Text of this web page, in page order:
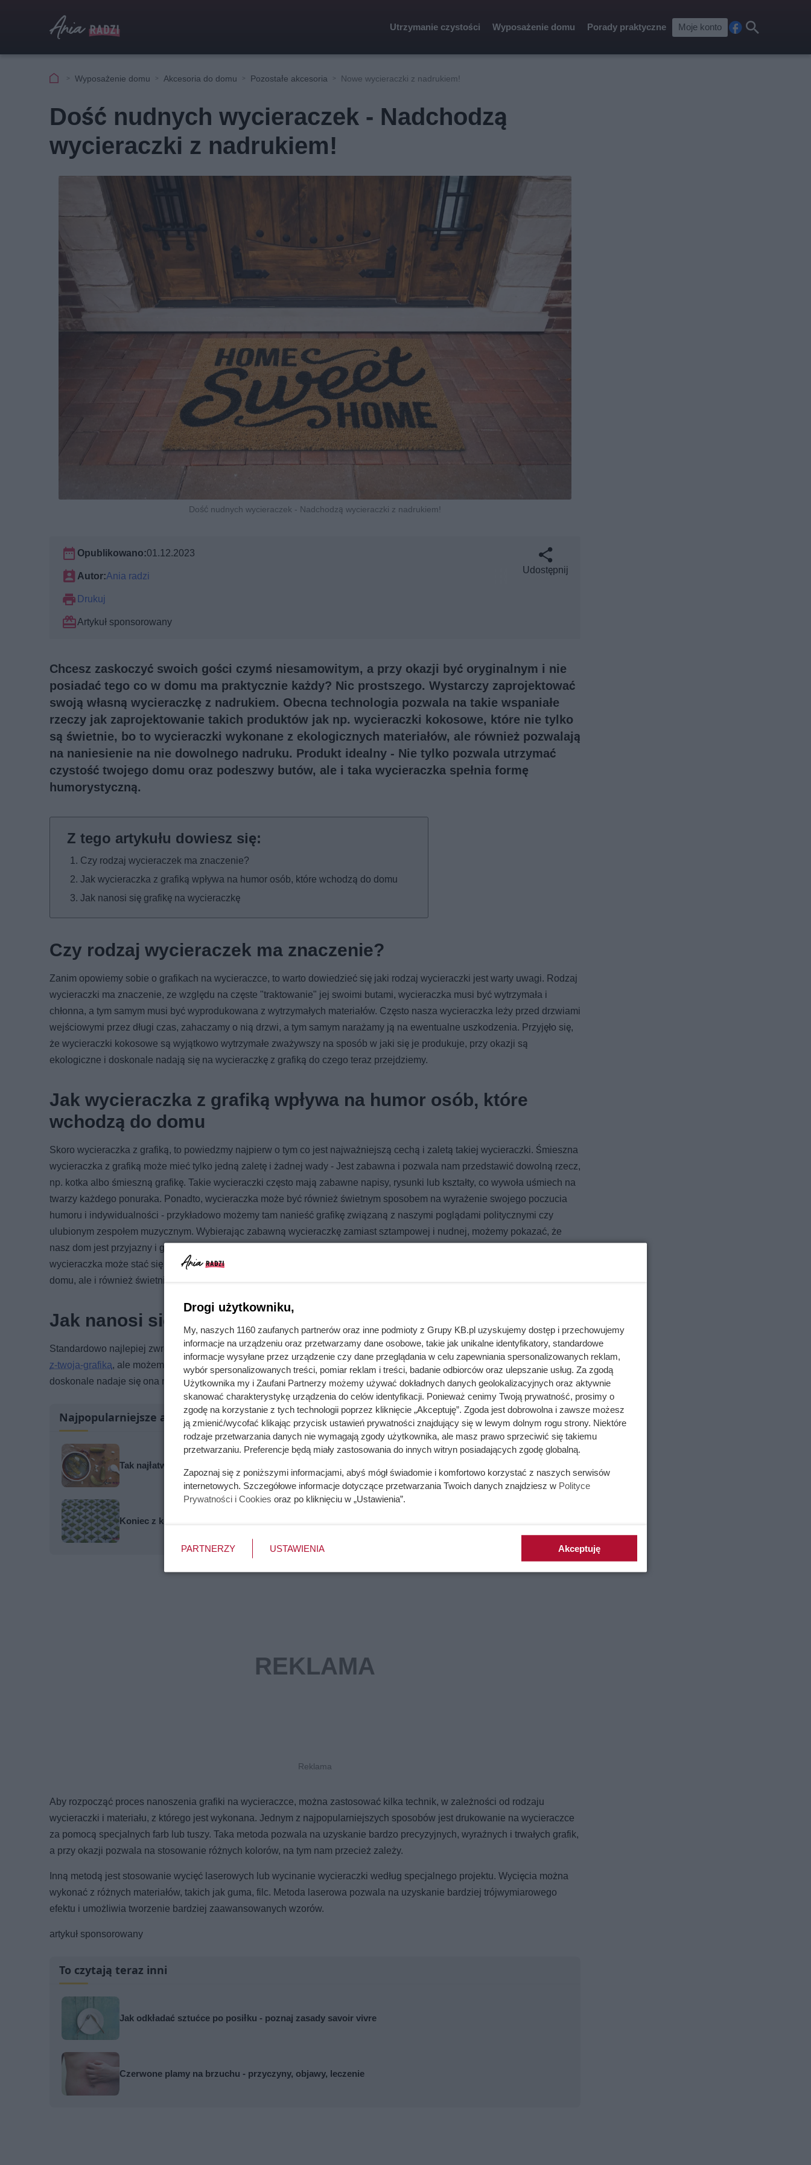
Utrzymanie czystości Wyposażenie domu Porady praktyczne Moje konto
cebkaj
Wyposażenie domu Akcesoria do domu Pozostałe akcesoria Nowe wycieraczki z nadrukiem!
Dość nudnych wycieraczek - Nadchodzą
wycieraczki z nadrukiem!
Dość nudnych wycieraczek - Nadchodzą wycieraczki z nadrukiem!
Opublikowano:01.12.2023
Autor:Ania radzi
Drukuj
Artykuł sponsorowany
Udostępnij
Chcesz zaskoczyć swoich gości czymś niesamowitym, a przy okazji być oryginalnym i nie
posiadać tego co w domu ma praktycznie każdy? Nic prostszego. Wystarczy zaprojektować
swoją własną wycieraczkę z nadrukiem. Obecna technologia pozwala na takie wspaniałe
rzeczy jak zaprojektowanie takich produktów jak np. wycieraczki kokosowe, które nie tylko
są świetnie, bo to wycieraczki wykonane z ekologicznych materiałów, ale również pozwalają
na naniesienie na nie dowolnego nadruku. Produkt idealny - Nie tylko pozwala utrzymać
czystość twojego domu oraz podeszwy butów, ale i taka wycieraczka spełnia formę
humorystyczną.
Czy rodzaj wycieraczek ma znaczenie?
Jak wycieraczka z grafiką wpływa na humor osób, które wchodzą do domu
Jak nanosi się grafikę na wycieraczkę
Czy rodzaj wycieraczek ma znaczenie?
Zanim opowiemy sobie o grafikach na wycieraczce, to warto dowiedzieć się jaki rodzaj wycieraczki jest warty uwagi. Rodzaj
wycieraczki ma znaczenie, ze względu na częste "traktowanie" jej swoimi butami, wycieraczka musi być wytrzymała i
chłonna, a tym samym musi być wyprodukowana z wytrzymałych materiałów. Często nasza wycieraczka leży przed drzwiami
wejściowymi przez długi czas, zahaczamy o nią drzwi, a tym samym narażamy ją na ewentualne uszkodzenia. Przyjęło się,
że wycieraczki kokosowe są wyjątkowo wytrzymałe zważywszy na sposób w jaki się je produkuje, przy okazji są
ekologiczne i doskonale nadają się na wycieraczkę z grafiką do czego teraz przejdziemy.
Jak wycieraczka z grafiką wpływa na humor osób, które
wchodzą do domu
Skoro wycieraczka z grafiką, to powiedzmy najpierw o tym co jest najważniejszą cechą i zaletą takiej wycieraczki. Śmieszna
wycieraczka z grafiką może mieć tylko jedną zaletę i żadnej wady - Jest zabawna i pozwala nam przedstawić dowolną rzecz,
np. kotka albo śmieszną grafikę. Takie wycieraczki często mają zabawne napisy, rysunki lub kształty, co wywoła uśmiech na
twarzy każdego ponuraka. Ponadto, wycieraczka może być również świetnym sposobem na wyrażenie swojego poczucia
humoru i indywidualności - przykładowo możemy tam nanieść grafikę związaną z naszymi poglądami politycznymi czy
ulubionym zespołem muzycznym. Wybierając zabawną wycieraczkę zamiast sztampowej i nudnej, możemy pokazać, że
nasz dom jest przyjazny i gościnny, a my sami lubimy się bawić i nie boimy się mówić swojego zdania. W ten sposób
wycieraczka może stać się elementem dekoracyjnym, który nie tylko spełnia swoją funkcję, czyli utrzymanie czystości w
domu, ale i również świetnie przełamuje "lody"
Jak nanosi się grafikę na wycieraczkę
Standardowo najlepiej zwrócić się z takim pytaniem do specjalistów np.:https://fotobloki.pl/gadzety-na-prezent/wycieraczka-
z-twoja-grafika, ale możemy tutaj w skrócie napisać jak tworzy się taką wycieraczkę, przy okazji warto wspomnieć, że
doskonale nadaje się ona na prezent, kto nie chciałby mieć wycieraczki np. z Hanem Solo? No właśnie - każdy ;)
Najpopularniejsze artykuły
Tak najłatwiej zepsuć ogórki kiszone. Przez ten błąd tracą chrupkość
Koniec z kostką brukową? Te nawierzchnie robią lepszą robotę
Aby rozpocząć proces nanoszenia grafiki na wycieraczce, można zastosować kilka technik, w zależności od rodzaju
wycieraczki i materiału, z którego jest wykonana. Jednym z najpopularniejszych sposobów jest drukowanie na wycieraczce
za pomocą specjalnych farb lub tuszy. Taka metoda pozwala na uzyskanie bardzo precyzyjnych, wyraźnych i trwałych grafik,
a przy okazji pozwala na stosowanie różnych kolorów, na tym nam przecież zależy.
Inną metodą jest stosowanie wycięć laserowych lub wycinanie wycieraczki według specjalnego projektu. Wycięcia można
wykonać z różnych materiałów, takich jak guma, filc. Metoda laserowa pozwala na uzyskanie bardziej trójwymiarowego
efektu i umożliwia tworzenie bardziej zaawansowanych wzorów.
artykuł sponsorowany
To czytają teraz inni
Jak odkładać sztućce po posiłku - poznaj zasady savoir vivre
Czerwone plamy na brzuchu - przyczyny, objawy, leczenie
Drogi użytkowniku,
My, naszych 1160 zaufanych partnerów oraz inne podmioty z Grupy KB.pl uzyskujemy dostęp i przechowujemy
informacje na urządzeniu oraz przetwarzamy dane osobowe, takie jak unikalne identyfikatory, standardowe
informacje wysyłane przez urządzenie czy dane przeglądania w celu zapewniania spersonalizowanych reklam,
wybór spersonalizowanych treści, pomiar reklam i treści, badanie odbiorców oraz ulepszanie usług. Za zgodą
Użytkownika my i Zaufani Partnerzy możemy używać dokładnych danych geolokalizacyjnych oraz aktywnie
skanować charakterystykę urządzenia do celów identyfikacji. Ponieważ cenimy Twoją prywatność, prosimy o
zgodę na korzystanie z tych technologii poprzez kliknięcie „Akceptuję”. Zgoda jest dobrowolna i zawsze możesz
ją zmienić/wycofać klikając przycisk ustawień prywatności znajdujący się w lewym dolnym rogu strony. Niektóre
rodzaje przetwarzania danych nie wymagają zgody użytkownika, ale masz prawo sprzeciwić się takiemu
przetwarzaniu. Preferencje będą miały zastosowania do innych witryn posiadających zgodę globalną.
Zapoznaj się z poniższymi informacjami, abyś mógł świadomie i komfortowo korzystać z naszych serwisów
internetowych. Szczegółowe informacje dotyczące przetwarzania Twoich danych znajdziesz w Polityce
Prywatności i Cookies oraz po kliknięciu w „Ustawienia”.
PARTNERZY USTAWIENIA Akceptuję